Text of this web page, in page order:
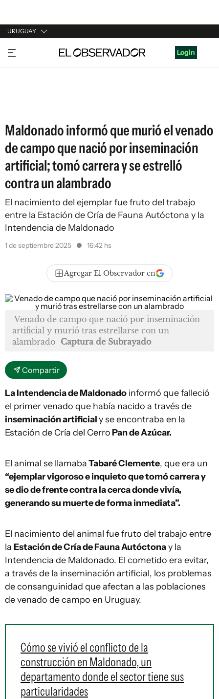
URUGUAY
URUGUAY
ARGENTINA
Login
Maldonado informó que murió el venado
de campo que nació por inseminación
artificial; tomó carrera y se estrelló
contra un alambrado
El nacimiento del ejemplar fue fruto del trabajo
entre la Estación de Cría de Fauna Autóctona y la
Intendencia de Maldonado
1 de septiembre 2025 16:42 hs
Agregar El Observador en
Venado de campo que nació por inseminación
artificial y murió tras estrellarse con un
alambrado Captura de Subrayado
Compartir
La Intendencia de Maldonado informó que falleció
el primer venado que había nacido a través de
inseminación artificialy se encontraba en la
Estación de Cría del Cerro Pan de Azúcar.
El animal se llamabaTabaré Clemente, que era un
“ejemplar vigoroso e inquieto que tomó carrera y
se dio de frente contra la cerca donde vivía,
generando su muerte de forma inmediata”.
El nacimiento del animal fue fruto del trabajo entre
la Estación de Cría de Fauna Autóctonay la
Intendencia de Maldonado. El cometido era evitar,
a través de la inseminación artificial, los problemas
de consanguinidad que afectan a las poblaciones
de venado de campo en Uruguay.
Cómo se vivió el conflicto de la
construcción en Maldonado, un
departamento donde el sector tiene sus
particularidades